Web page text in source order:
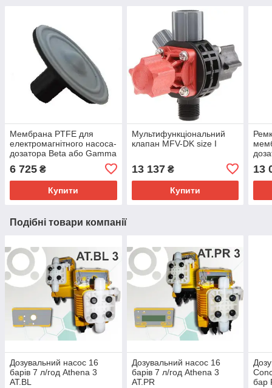
Мембрана PTFE для
електромагнітного насоса-
дозатора Beta або Gamma
6 725 ₴
Купити
Мультифункціональний
клапан MFV-DK size I
13 137₴
Купити
13
Подібні товари компанії
Дозувальний насос 16
барів 7 л/год Athena 3
AT.BL
Дозувальний насос 16
барів 7 л/год Athena 3
AT.PR
бар